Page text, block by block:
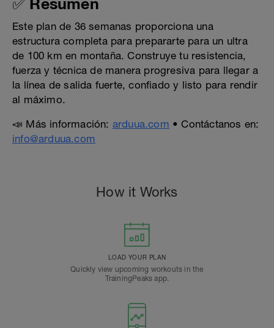
Este plan de 36 semanas proporciona una
estructura completa para prepararte para un ultra
de 100 km en montaña. Construye tu resistencia,
fuerza y técnica de manera progresiva para llegar a
la línea de salida fuerte, confiado y listo para rendir
al máximo.
📣 Más información: arduua.com • Contáctanos en:
info@arduua.com
How it Works
LOAD YOUR PLAN
Quickly view upcoming workouts in the
TrainingPeaks app.